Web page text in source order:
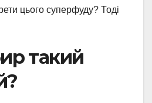
цього суперфуду? Тоді
такий